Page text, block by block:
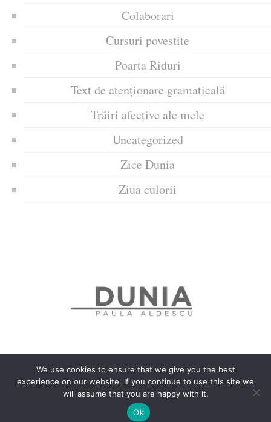
Colaborari
Cursuri povestite
Poarta Riduri
Text de atenționare gramaticală
Trăiri afective ale mele
Uncategorized
Zice Dunia
Ziua culorii
Politica de confidențialitate
Politică privind fișierele cookies
Copyrights © 2018 Dunia
We use cookies to ensure that we give you the best
experience on our website. If you continue to use this site we
will assume that you are happy with it.
Ok